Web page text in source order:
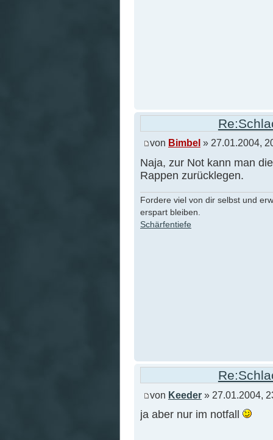
von Bimbel » 27.01.2004,
Naja, zur Not kann man
Rappen zurücklegen.
Fordere viel von dir selbst und
erspart bleiben.
Schärfentiefe
von Keeder » 27.01.2004,
ja aber nur im notfall